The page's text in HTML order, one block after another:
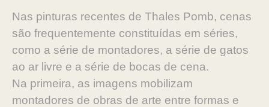
Nas pinturas recentes de Thales Pomb, cenas
são frequentemente constituídas em séries,
como a série de montadores, a série de gatos
ao ar livre e a série de bocas de cena.
Na primeira, as imagens mobilizam
montadores de obras de arte entre formas e